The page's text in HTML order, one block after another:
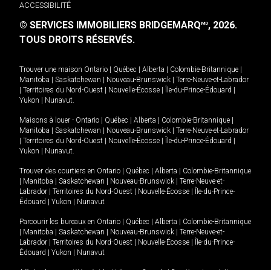
ACCESSIBILITÉ
© SERVICES IMMOBILIERS BRIDGEMARQMD, 2026.
TOUS DROITS RÉSERVÉS.
Trouver une maison Ontario Québec Alberta Colombie-Britannique
Manitoba
Saskatchewan Nouveau-Brunswick
Terre-Neuve-et-Labrador
Territoires du Nord-Ouest Nouvelle-Écosse Île-du-Prince-Édouard
Yukon
Nunavut.
Maisons à louer - Ontario Québec Alberta Colombie-Britannique
Manitoba
Saskatchewan Nouveau-Brunswick
Terre-Neuve-et-Labrador
Territoires du Nord-Ouest Nouvelle-Écosse Île-du-Prince-Édouard
Yukon
Nunavut.
Trouver des courtiers en Ontario Québec Alberta
Colombie-Britannique
Manitoba Saskatchewan Nouveau-Brunswick
Terre-Neuve-et-
Labrador
Territoires du Nord-Ouest Nouvelle-Écosse
Île-du-Prince-
Édouard
Yukon Nunavut
Parcourir les bureaux en Ontario Québec Alberta
Colombie-Britannique
Manitoba Saskatchewan Nouveau-Brunswick
Terre-Neuve-et-
Labrador
Territoires du Nord-Ouest Nouvelle-Écosse
Île-du-Prince-
Édouard
Yukon Nunavut